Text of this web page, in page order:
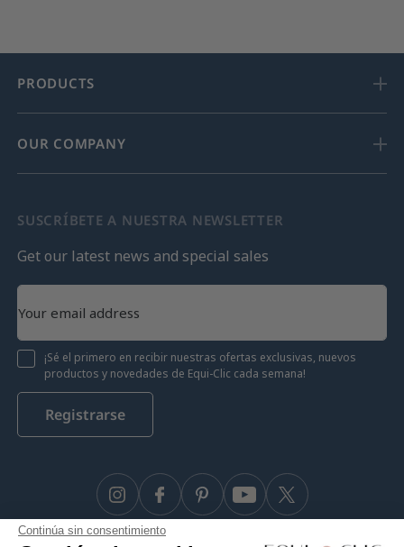
Continúa sin consentimiento
PRODUCTS
OUR COMPANY
SUSCRÍBETE A NUESTRA NEWSLETTER
Get our latest news and special sales
¡Sé el primero en recibir nuestras ofertas exclusivas, nuevos
productos y novedades de Equi-Clic cada semana!
Registrarse
Facebook Twitter
YouTube
Pinterest
Instagram